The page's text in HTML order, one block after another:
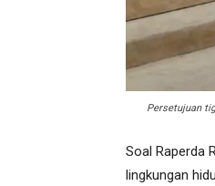
Persetujuan
Soal Raperda
lingkungan